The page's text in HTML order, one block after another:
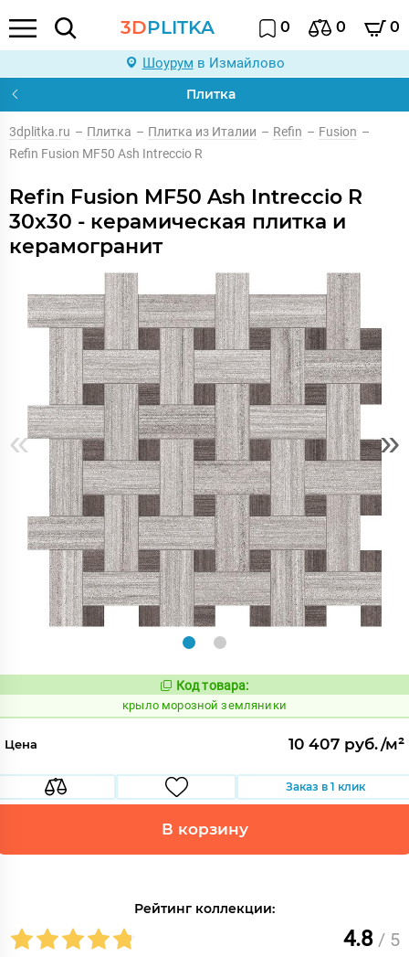
3DPLITKA 0 0 0
Шоурум в Измайлово
Плитка
3dplitka.ru – Плитка – Плитка из Италии – Refin – Fusion –
Refin Fusion MF50 Ash Intreccio R
Refin Fusion MF50 Ash Intreccio R
30x30 - керамическая плитка и
керамогранит
« »
Код:
835531
Код товара:
крыло морозной земляники
Цена 10 407 руб./м²
Заказ в 1 клик
В корзину
Рейтинг коллекции:
4.8 / 5